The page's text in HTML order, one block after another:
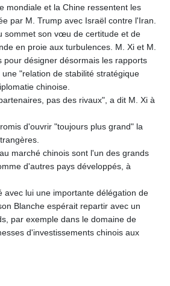
mondiale et la Chine ressentent les
par M. Trump avec Israël contre l'Iran.
sommet son vœu de certitude et de
en proie aux turbulences. M. Xi et M.
pour désigner désormais les rapports
"relation de stabilité stratégique
chinoise.
pas des rivaux", a dit M. Xi à
d'ouvrir "toujours plus grand" la
marché chinois sont l'un des grands
d'autres pays développés, à
avec lui une importante délégation de
Blanche espérait repartir avec un
par exemple dans le domaine de
d'investissements chinois aux